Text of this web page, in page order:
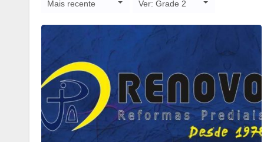
Mais recente Ver: Grade 2